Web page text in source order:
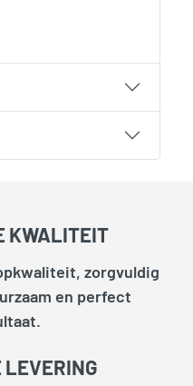
KWALITEIT
zorgvuldig
en perfect